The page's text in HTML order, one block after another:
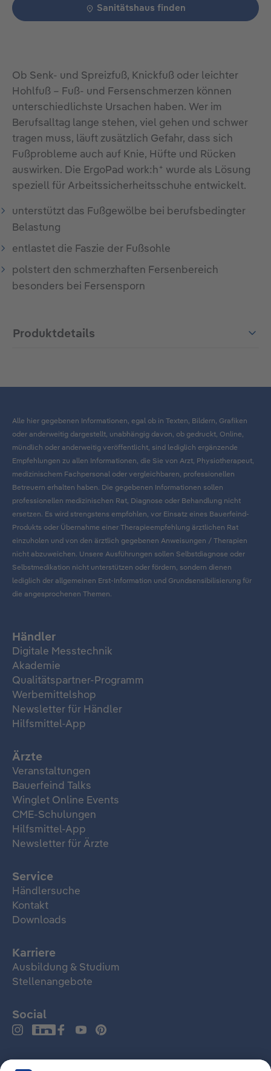
Sanitätshaus finden
Ob Senk- und Spreizfuß, Knickfuß oder leichter
Hohlfuß – Fuß- und Fersenschmerzen können
unterschiedlichste Ursachen haben. Wer im
Berufsalltag lange stehen, viel gehen und schwer
tragen muss, läuft zusätzlich Gefahr, dass sich
Fußprobleme auch auf Knie, Hüfte und Rücken
auswirken. Die ErgoPad work:h+ wurde als Lösung
speziell für Arbeitssicherheitsschuhe entwickelt.
unterstützt das Fußgewölbe bei berufsbedingter
Belastung
entlastet die Faszie der Fußsohle
polstert den schmerzhaften Fersenbereich
besonders bei Fersensporn
Produktdetails
Alle hier gegebenen Informationen, egal ob in Texten, Bildern, Grafiken
oder anderweitig dargestellt, unabhängig davon, ob gedruckt, Online,
mündlich oder anderweitig veröffentlicht, sind lediglich ergänzende
Empfehlungen zu allen Informationen, die Sie von Arzt, Physiotherapeut,
medizinischem Fachpersonal oder vergleichbaren, professionellen
Betreuern erhalten haben. Die gegebenen Informationen sollen
professionellen medizinischen Rat, Diagnose oder Behandlung nicht
ersetzen. Es wird strengstens empfohlen, vor Einsatz eines Bauerfeind-
Produkts oder Übernahme einer Therapieempfehlung ärztlichen Rat
einzuholen und von den ärztlich gegebenen Anweisungen / Therapien
nicht abzuweichen. Unsere Ausführungen sollen Selbstdiagnose oder
Selbstmedikation nicht unterstützen oder fördern, sondern dienen
lediglich der allgemeinen Erst-Information und Grundsensibilisierung für
die angesprochenen Themen.
Händler
Digitale Messtechnik
Akademie
Qualitätspartner-Programm
Werbemittelshop
Newsletter für Händler
Hilfsmittel-App
Ärzte
Veranstaltungen
Bauerfeind Talks
Winglet Online Events
CME-Schulungen
Hilfsmittel-App
Newsletter für Ärzte
Service
Händlersuche
Kontakt
Downloads
Karriere
Ausbildung & Studium
Stellenangebote
Social